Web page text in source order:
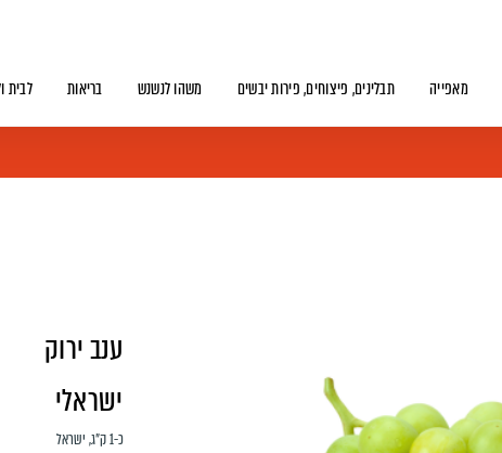
מאפייה תבלינים, פיצוחים, פירות יבשים משהו לנשנש בריאות לבית
ענב ירוק
ישראלי
כ-1 ק"ג, ישראל